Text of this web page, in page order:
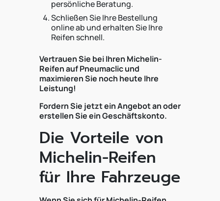
persönliche Beratung.
Schließen Sie Ihre Bestellung
online ab und erhalten Sie Ihre
Reifen schnell.
Vertrauen Sie bei Ihren Michelin-
Reifen auf Pneumaclic und
maximieren Sie noch heute Ihre
Leistung!
Fordern Sie jetzt ein Angebot an oder
erstellen Sie ein Geschäftskonto.
Die Vorteile von
Michelin-Reifen
für Ihre Fahrzeuge